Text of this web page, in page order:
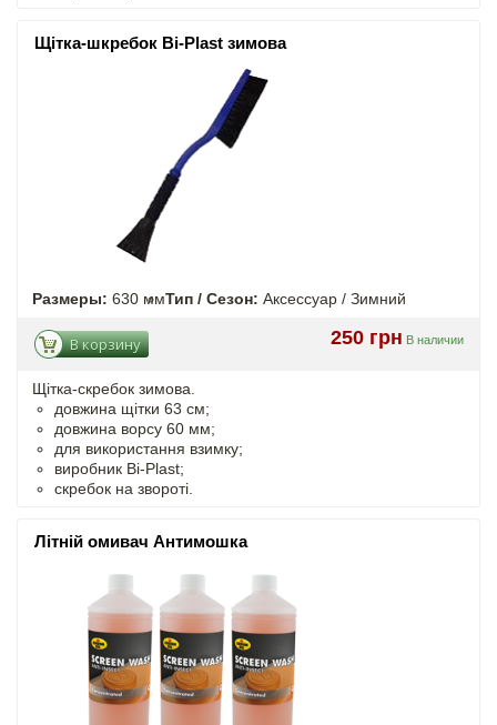
Щітка-шкребок Bi-Plast зимова
Размеры: 630 ммТип / Сезон: Аксессуар / Зимний
250 грн В наличии
В корзину
Щітка-скребок зимова.
довжина щітки 63 см;
довжина ворсу 60 мм;
для використання взимку;
виробник Bi-Plast;
скребок на звороті.
Літній омивач Антимошка